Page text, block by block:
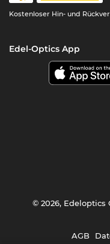
Kostenloser Hin- und
Edel-Optics App
AGB
© 2026, Edeloptics